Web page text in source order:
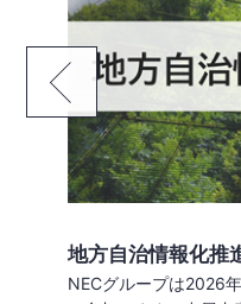
NECスマート行政
DXSaaS